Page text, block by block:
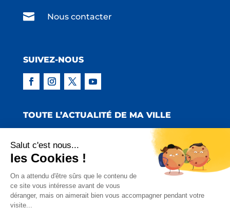
 Nous contacter
SUIVEZ-NOUS
TOUTE L’ACTUALITÉ DE MA VILLE
Copyright © 2022 Mairie de Claira | Réalisation
:Emmaluc Communication
Salut c'est nous...
les Cookies !
On a attendu d'être sûrs que le contenu de
ce site vous intéresse avant de vous
déranger, mais on aimerait bien vous accompagner pendant votre
visite...